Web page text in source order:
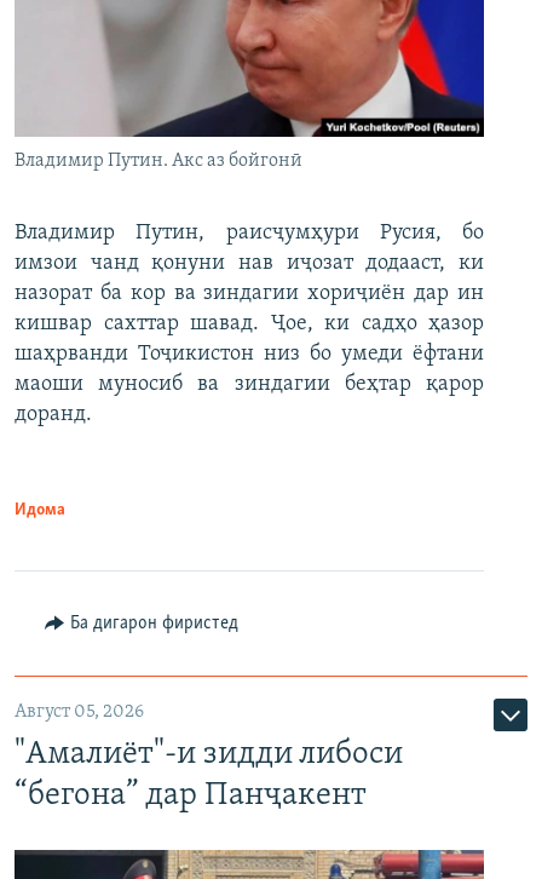
Владимир Путин. Акс аз бойгонӣ
Владимир Путин, раисҷумҳури Русия, бо
имзои чанд қонуни нав иҷозат додааст, ки
назорат ба кор ва зиндагии хориҷиён дар ин
кишвар сахттар шавад. Ҷое, ки садҳо ҳазор
шаҳрванди Тоҷикистон низ бо умеди ёфтани
маоши муносиб ва зиндагии беҳтар қарор
доранд.
Идома
Ба дигарон фиристед
Август 05, 2026
"Амалиёт"-и зидди либоси
“бегона” дар Панҷакент